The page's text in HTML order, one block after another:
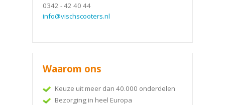
0342 - 42 40 44
info@vischscooters.nl
Waarom ons
Keuze uit meer dan 40.000 onderdelen
Bezorging in heel Europa